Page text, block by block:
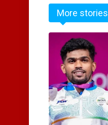
More stories